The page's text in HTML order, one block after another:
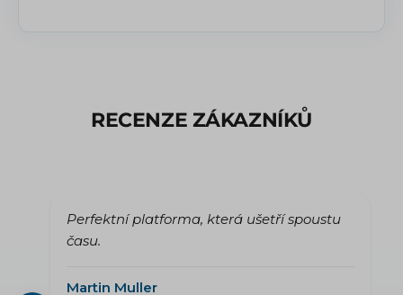
RECENZE ZÁKAZNÍKŮ
Perfektní platforma, která ušetří spoustu
času.
Martin Muller